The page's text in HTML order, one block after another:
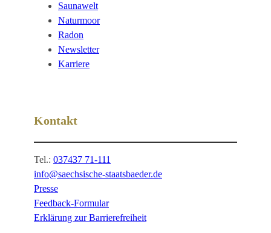
Saunawelt
Naturmoor
Radon
Newsletter
Karriere
Kontakt
Tel.: 037437 71-111
info@saechsische-staatsbaeder.de
Presse
Feedback-Formular
Erklärung zur Barrierefreiheit